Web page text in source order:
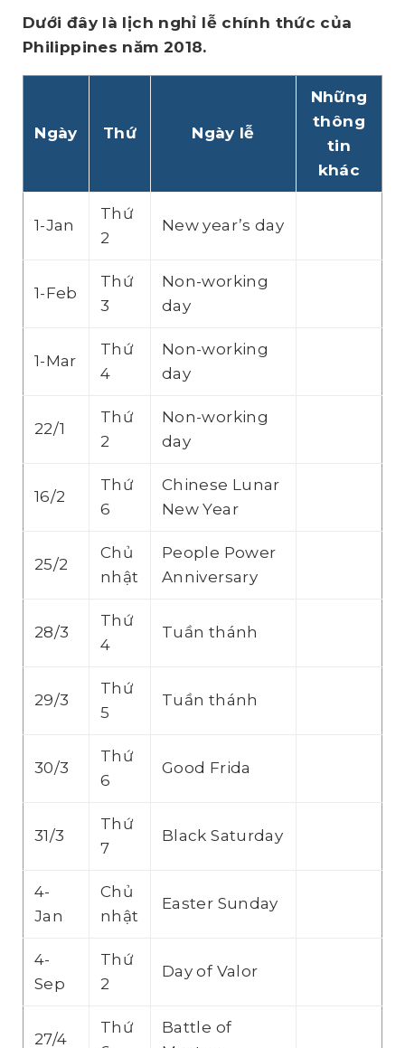
Dưới đây là lịch nghỉ lễ chính thức của
Philippines năm 2018.
Ngày Thứ Ngày lễ
Những
thông
tin
khác
1-Jan
Thứ
2
New year’s day
1-Feb
Thứ
3
Non-working
day
1-Mar
Thứ
4
Non-working
day
22/1
Thứ
2
Non-working
day
16/2
Thứ
6
Chinese Lunar
New Year
25/2
Chủ
nhật
People Power
Anniversary
28/3
Thứ
4
Tuần thánh
29/3
Thứ
5
Tuần thánh
30/3
Thứ
6
Good Frida
31/3
Thứ
7
Black Saturday
4-
Jan
Chủ
nhật
Easter Sunday
4-
Sep
Thứ
2
Day of Valor
27/4
Thứ
Battle of